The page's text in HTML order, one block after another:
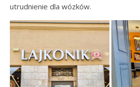
utrudnienie dla wózków.